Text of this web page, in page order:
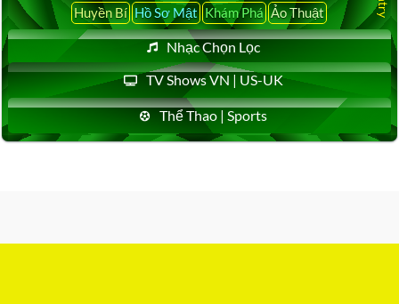
Huyền Bí Hồ Sơ Mật Khám Phá Ảo Thuật
Nhạc Chọn Lọc
TV Shows VN | US-UK
Thể Thao | Sports